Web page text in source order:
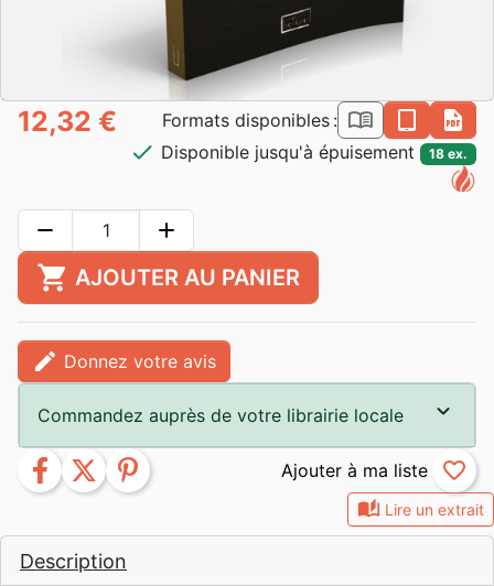
auto_stories Lire un extrait
Description
12,32 € Formats disponibles : book_open epub
pdf
check Disponible jusqu'à épuisement 18 ex.
remove add
shopping_cart AJOUTER AU PANIER
edit Donnez votre avis
Commandez auprès de votre librairie locale
facebook twitter pinterest favorite_border